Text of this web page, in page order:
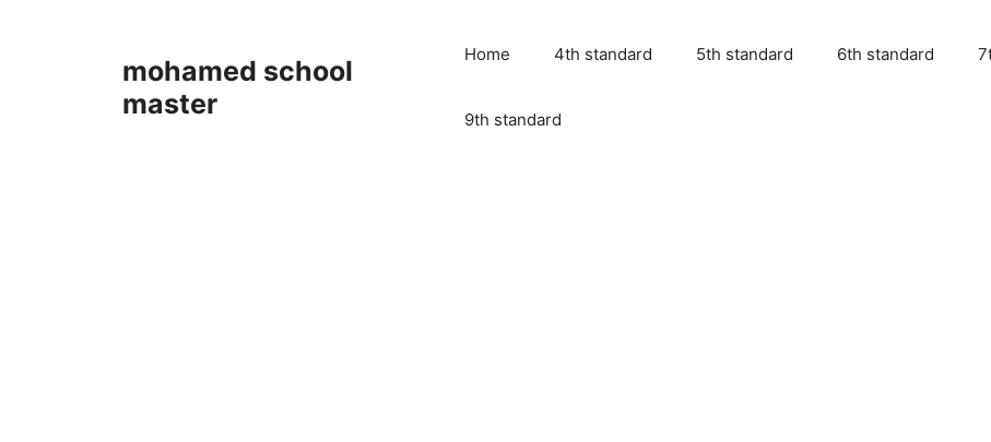
mohamed school
master
Home 4th standard 5th standard 6th standard
9th standard